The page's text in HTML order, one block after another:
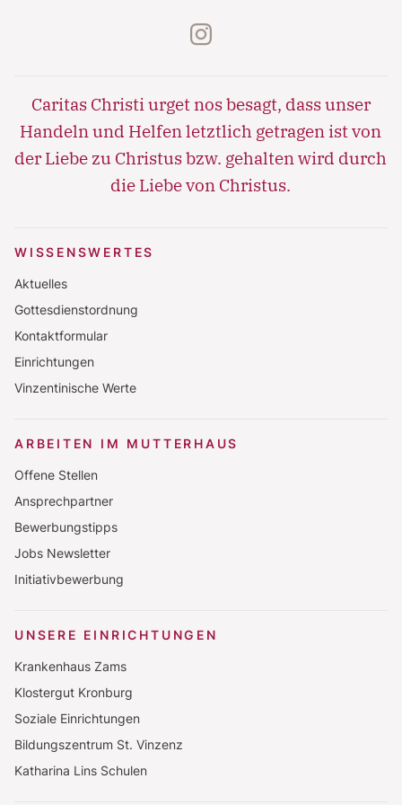
instagram
Caritas Christi urget nos besagt, dass unser
Handeln und Helfen letztlich getragen ist von
der Liebe zu Christus bzw. gehalten wird durch
die Liebe von Christus.
WISSENSWERTES
Aktuelles
Gottesdienstordnung
Kontaktformular
Einrichtungen
Vinzentinische Werte
ARBEITEN IM MUTTERHAUS
Offene Stellen
Ansprechpartner
Bewerbungstipps
Jobs Newsletter
Initiativbewerbung
UNSERE EINRICHTUNGEN
Krankenhaus Zams
Klostergut Kronburg
Soziale Einrichtungen
Bildungszentrum St. Vinzenz
Katharina Lins Schulen